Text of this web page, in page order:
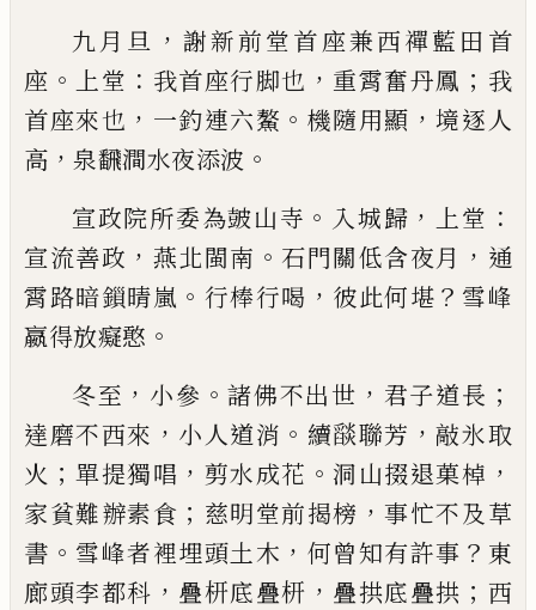
九月旦 ， 謝新前堂首座兼西禪藍田首
座 。 上堂 ： 我首座行脚也 ， 重霄奮丹鳳 ； 我
首座來也 ， 一釣連六鰲 。 機隨用顯 ，境逐人
高 ， 泉飜澗水夜添波 。
宣政院所委為皷山寺 。 入城歸 ， 上堂 ：
宣流善政 ， 燕北閩南 。 石門關低含夜月 ， 通
霄路暗鎻晴嵐 。 行棒行喝 ， 彼此何堪 ？ 雪峰
嬴得放癡憨 。
冬至 ， 小參 。諸佛不出世 ， 君子道長 ；
達磨不西來 ， 小人道消 。 續𦦨聯芳 ，敲氷取
火 ； 單提獨唱 ， 剪水成花 。 洞山掇退菓棹 ，
家貧難辦素食 ； 慈明堂前揭榜 ，事忙不及 草
書 。 雪峰者裡埋頭土木 ， 何曾知有許事 ？ 東
廊頭李都科 ， 疊枅底疊枅 ， 疊拱底疊拱 ； 西